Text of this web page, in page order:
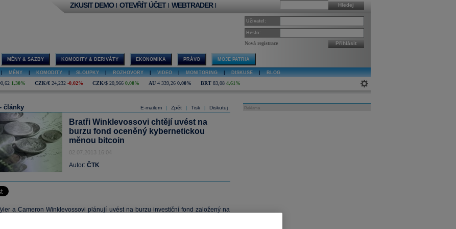
Hledej
ZKUSIT DEMO | OTEVŘÍT ÚČET | WEBTRADER |
Uživatel:
Heslo:
Nová registrace Přihlásit
MĚNY & SAZBY KOMODITY & DERIVÁTY EKONOMIKA PRÁVO MOJE PATRIA
MĚNY KOMODITY SLOUPKY ROZHOVORY VIDEO MONITORING DISKUSE BLOG
1,30% CZK/€ 24,232 -0,02% CZK/$ 20,966 0,00% AU 4 339,26 0,00% BRT 83,08 4,61%
E-mailem Zpět Tisk Diskutuj
články
Bratři Winklevossovi chtějí uvést na
burzu fond oceněný kybernetickou
měnou bitcoin
02.07.2013 16:04
Autor: ČTK
a Cameron Winklevossovi plánují uvést na burzu investiční fond založený na
Reklama